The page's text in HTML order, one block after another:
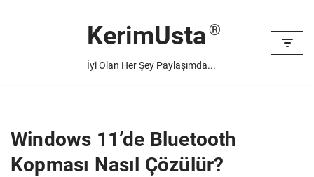
KerimUsta
İyi Olan Her Şey Paylaşımda...
Windows 11’de Bluetooth
Kopması Nasıl Çözülür?